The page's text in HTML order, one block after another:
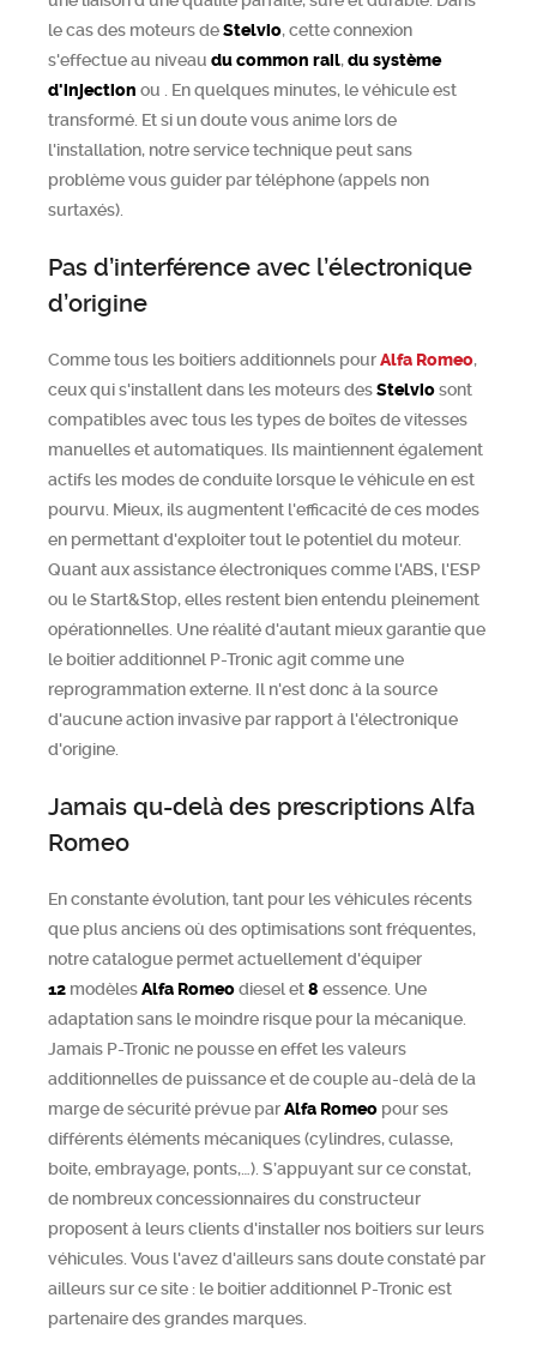
le cas des moteurs deStelvio, cette connexion
s'effectue au niveau du common rail,du système
d'injection ou
. En quelques minutes, le véhicule est
transformé. Et si un doute vous anime lors de
l'installation, notre service technique peut sans
problème vous guider par téléphone (appels non
surtaxés).
Pas d’interférence avec l’électronique
d’origine
Comme tous les boitiers additionnels pourAlfa Romeo,
ceux qui s'installent dans les moteurs desStelviosont
compatibles avec tous les types de boîtes de vitesses
manuelles et automatiques. Ils maintiennent également
actifs les modes de conduite lorsque le véhicule en est
pourvu. Mieux, ils augmentent l'efficacité de ces modes
en permettant d'exploiter tout le potentiel du moteur.
Quant aux assistance électroniques comme l'ABS, l'ESP
ou le Start&Stop, elles restent bien entendu pleinement
opérationnelles. Une réalité d'autant mieux garantie que
le boitier additionnel P-Tronic agit comme une
reprogrammation externe. Il n'est donc à la source
d'aucune action invasive par rapport à l'électronique
d'origine.
Jamais qu-delà des prescriptions Alfa
Romeo
En constante évolution, tant pour les véhicules récents
que plus anciens où des optimisations sont fréquentes,
notre catalogue permet actuellement d'équiper
12 modèlesAlfa Romeodiesel et8 essence. Une
adaptation sans le moindre risque pour la mécanique.
Jamais P-Tronic ne pousse en effet les valeurs
additionnelles de puissance et de couple au-delà de la
marge de sécurité prévue parAlfa Romeo pour ses
différents éléments mécaniques (cylindres, culasse,
boite, embrayage, ponts,…). S’appuyant sur ce constat,
de nombreux concessionnaires du constructeur
proposent à leurs clients d'installer nos boitiers sur leurs
véhicules. Vous l'avez d'ailleurs sans doute constaté par
ailleurs sur ce site : le boitier additionnel P-Tronic est
partenaire des grandes marques.